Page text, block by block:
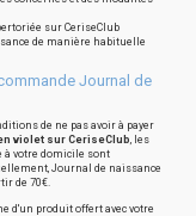
sur CeriseClub
de manière habituelle
Journal de
de ne pas avoir à payer
violet sur CeriseClub, les
à votre domicile sont
Journal de naissance
de 70€.
d'un produit offert avec votre